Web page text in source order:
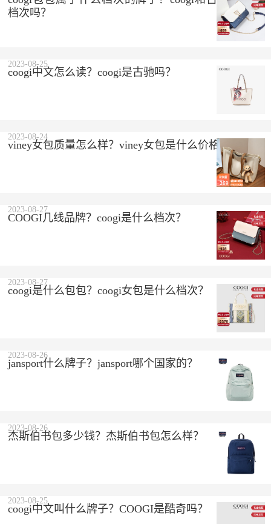
档次吗？
coogi中文怎么读？coogi是古驰吗？
2023-08-25
viney女包质量怎么样？viney女包是什么价格？
2023-08-24
COOGI几线品牌？coogi是什么档次？
2023-08-27
coogi是什么包包？coogi女包是什么档次？
2023-08-27
jansport什么牌子？jansport哪个国家的？
2023-08-26
杰斯伯书包多少钱？杰斯伯书包怎么样？
2023-08-26
coogi中文叫什么牌子？COOGI是酷奇吗？
2023-08-25